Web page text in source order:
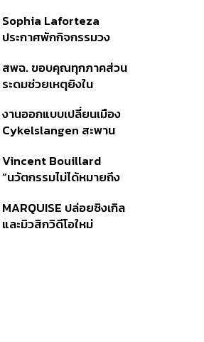
อาวุธปืน-ยาเสพติด
Sophia Laforteza
ประกาศพักกิจกรรมวง
ดูแลสุขภาพจิต
สพฉ. ขอบคุณทุกภาคส่วน
ระดมช่วยเหตุยิงใน
ดูแลสิทธิ UCEP ผู้บาดเจ็บ
งานออกแบบเปลี่ยนเมือง
Cykelslangen สะพาน
โคเปนเฮเกน ทางสัญจร
ของเมืองที่น่าอยู่
Vincent Bouillard
“นวัตกรรมไม่ได้หมายถึง
MARQUISE ปล่อยซิงเกิล
และมิวสิกวิดีโอใหม่